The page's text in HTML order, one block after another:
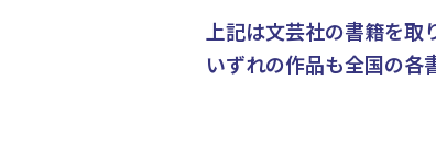
上記は文芸社の書籍を取
いずれの作品も全国の各